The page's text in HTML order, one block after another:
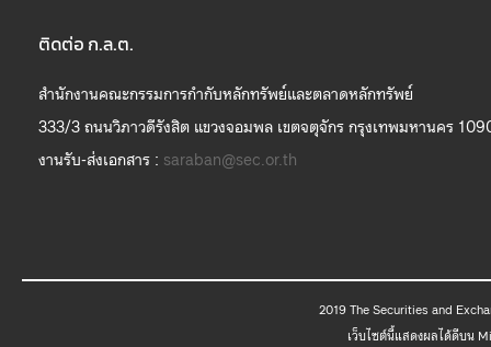
ติดต่อ ก.ล.ต.
สำนักงานคณะกรรมการกำกับหลักทรัพย์และตลาดหลักทรัพย์
333/3 ถนนวิภาวดีรังสิต แขวงจอมพล เขตจตุจักร กรุงเทพมหานคร
งานรับ-ส่งเอกสาร : saraban@sec.or.th
2019
เว็บไซต์นี้แสดงผลได้ดีบน